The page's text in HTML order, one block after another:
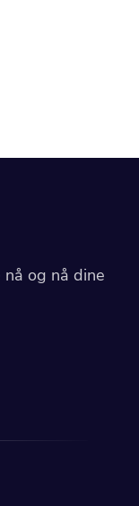
og nå dine